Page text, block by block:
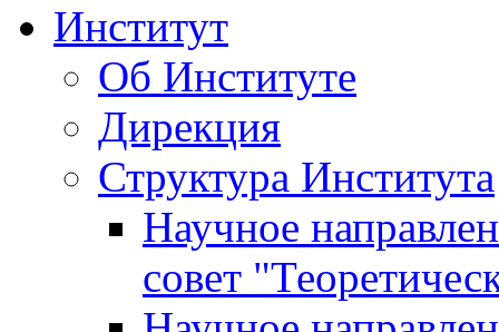
Институт
Об Институте
Дирекция
Структура Института
Научное
совет